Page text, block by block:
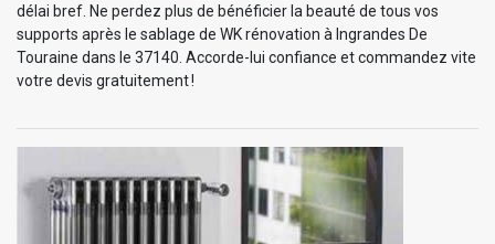
délai bref. Ne perdez plus de bénéficier la beauté de tous vos
supports après le sablage de WK rénovation à Ingrandes De
Touraine dans le 37140. Accorde-lui confiance et commandez vite
votre devis gratuitement !